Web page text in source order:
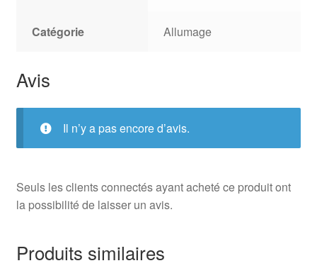
Catégorie Allumage
Avis
Il n’y a pas encore d’avis.
Seuls les clients connectés ayant acheté ce produit ont
la possibilité de laisser un avis.
Produits similaires